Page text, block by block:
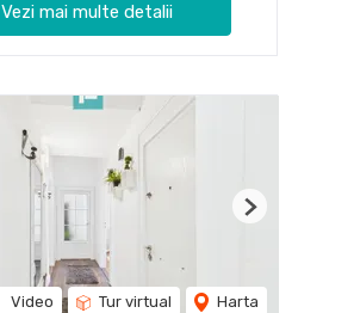
Vezi mai multe detalii
Video Tur virtual Harta
Next